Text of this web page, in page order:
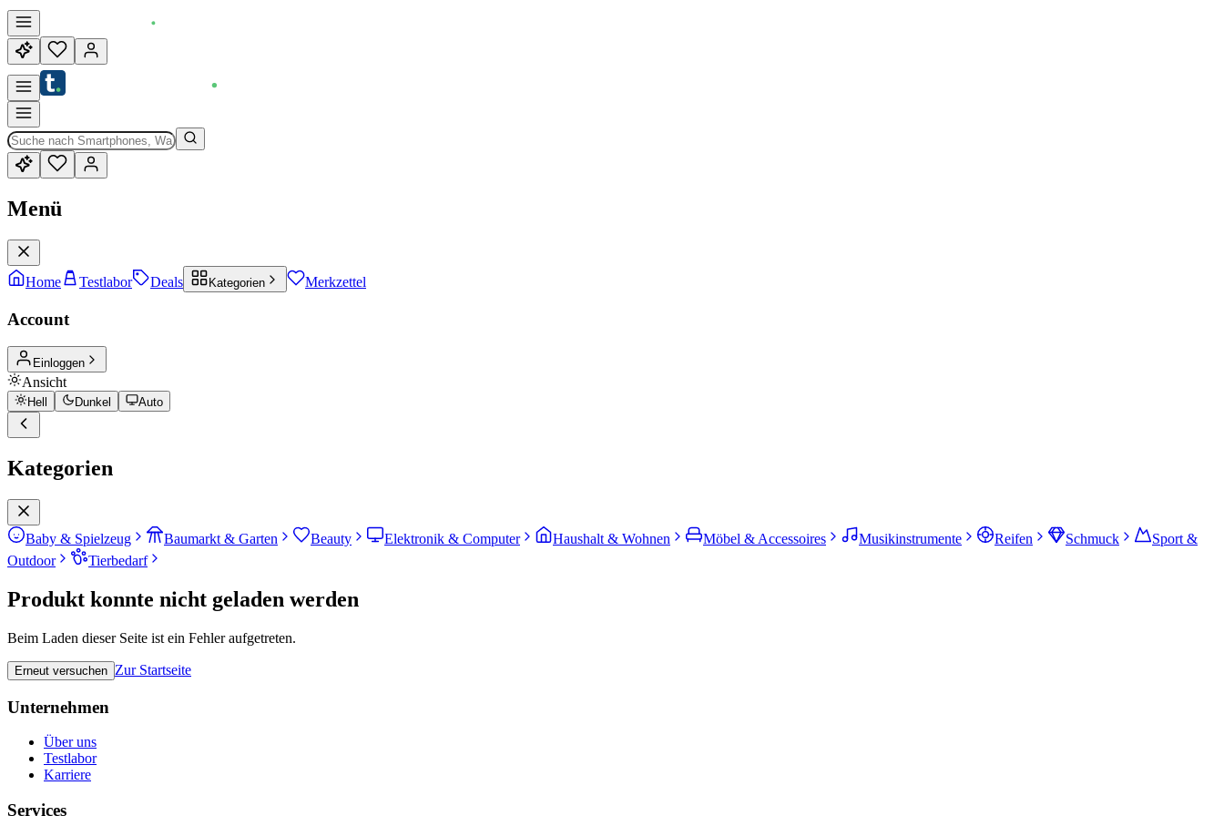
Menü
Home Testlabor Deals Kategorien Merkzettel
Account
Einloggen
Ansicht
Hell Dunkel Auto
Kategorien
Baby & Spielzeug Baumarkt & Garten Beauty Elektronik & Computer Haushalt & Wohnen Möbel & Accessoires Musikinstrumente Reifen Schmuck
Sport &
Outdoor
Tierbedarf
Produkt konnte nicht geladen werden
Beim Laden dieser Seite ist ein Fehler aufgetreten.
Erneut versuchen Zur Startseite
Unternehmen
Über uns
Testlabor
Karriere
Services